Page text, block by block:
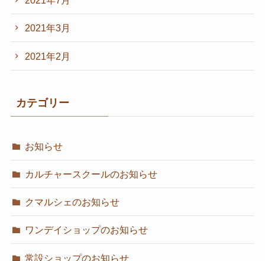
2021年3月
2021年2月
カテゴリー
お知らせ
カルチャースクールのお知らせ
クマルシェのお知らせ
ワンデイショップのお知らせ
常設ショップのお知らせ